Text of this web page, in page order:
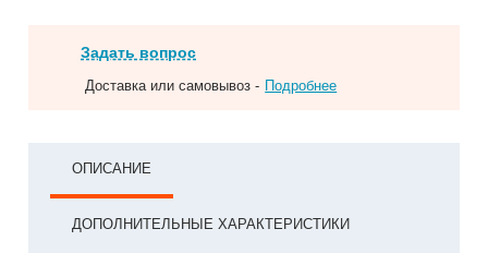
Задать вопрос
Доставка или самовывоз - Подробнее
ОПИСАНИЕ
ДОПОЛНИТЕЛЬНЫЕ ХАРАКТЕРИСТИКИ